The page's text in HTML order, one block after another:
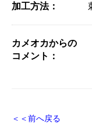
加工方法：
カメオカからの
コメント：
＜＜前へ戻る